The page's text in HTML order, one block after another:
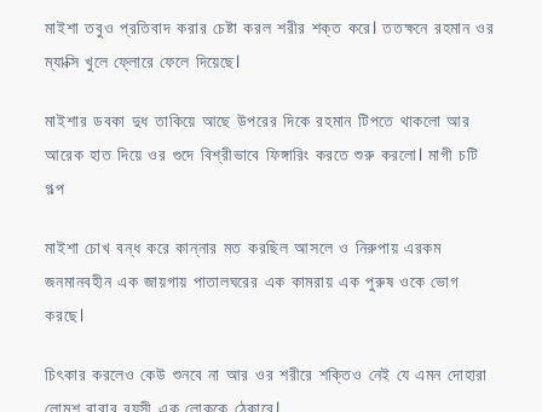
মাইশা তবুও প্রতিবাদ করার চেষ্টা করল শরীর শক্ত করে। ততক্ষনে রহমান ওর
ম্যাক্সি খুলে ফ্লোরে ফেলে দিয়েছে।
মাইশার ডবকা দুধ তাকিয়ে আছে উপরের দিকে রহমান টিপতে থাকলো আর
আরেক হাত দিয়ে ওর গুদে বিশ্রীভাবে ফিঙ্গারিং করতে শুরু করলো। মাগী চটি
গল্প
মাইশা চোখ বন্ধ করে কান্নার মত করছিল আসলে ও নিরুপায় এরকম
জনমানবহীন এক জায়গায় পাতালঘরের এক কামরায় এক পুরুষ ওকে ভোগ
করছে।
চিৎকার করলেও কেউ শুনবে না আর ওর শরীরে শক্তিও নেই যে এমন দোহারা